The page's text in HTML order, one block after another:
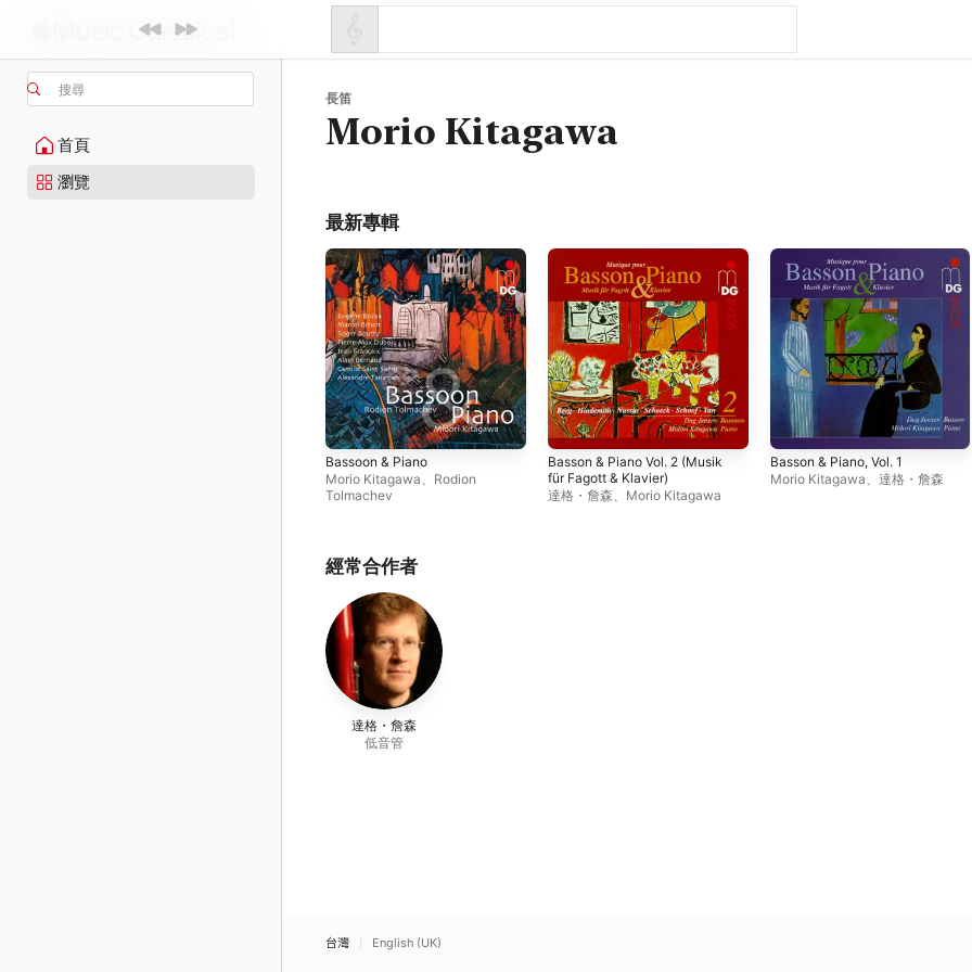
搜尋
首頁
瀏覽
長笛
Morio Kitagawa
最新專輯
Bassoon & Piano
Morio Kitagawa
Rodion
Tolmachev
Basson & Piano Vol. 2 (Musik
für Fagott & Klavier)
達格・詹森
Morio Kitagawa
Basson & Piano, Vol. 1
Morio Kitagawa
達格・詹森
經常合作者
達格・詹森
低音管
台灣 English (UK)